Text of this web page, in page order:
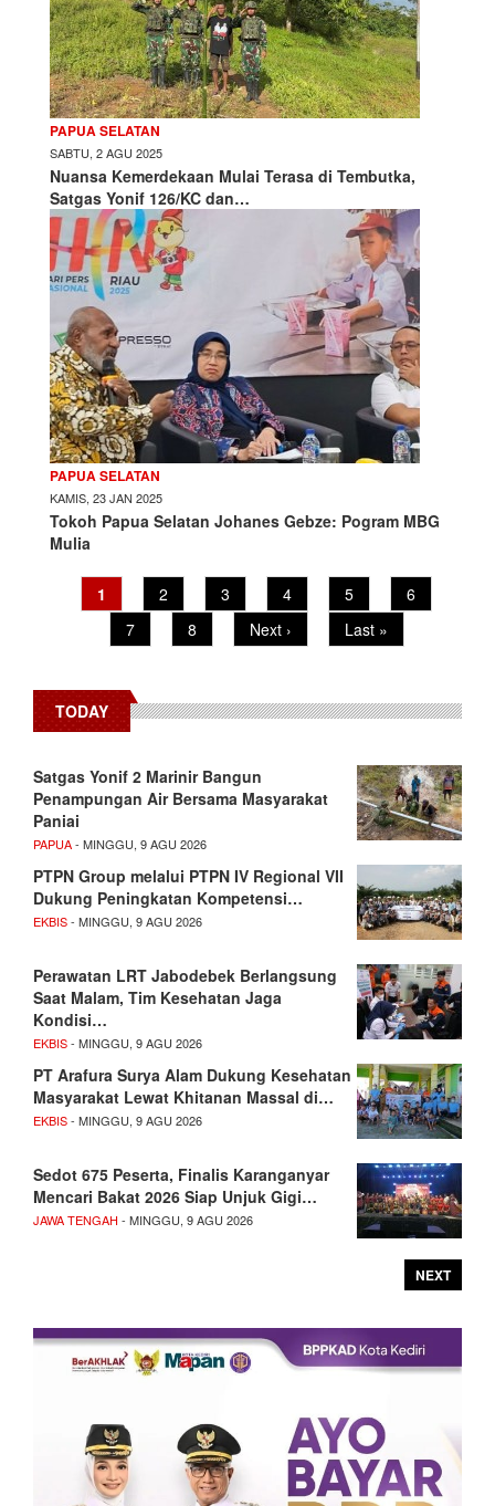
PAPUA SELATAN
SABTU, 2 AGU 2025
Nuansa Kemerdekaan Mulai Terasa di Tembutka,
Satgas Yonif 126/KC dan…
PAPUA SELATAN
KAMIS, 23 JAN 2025
Tokoh Papua Selatan Johanes Gebze: Pogram MBG
Mulia
PaginationCurrent
page
1 Page
2 Page
3 Page
4 Page
5 Page
6
Page
7 Page
8
Next
page
Next ›
Last
page
Last »
TODAY
Satgas Yonif 2 Marinir Bangun
Penampungan Air Bersama Masyarakat
Paniai
PAPUA- MINGGU, 9 AGU 2026
PTPN Group melalui PTPN IV Regional VII
Dukung Peningkatan Kompetensi…
EKBIS- MINGGU, 9 AGU 2026
Perawatan LRT Jabodebek Berlangsung
Saat Malam, Tim Kesehatan Jaga
Kondisi…
EKBIS- MINGGU, 9 AGU 2026
PT Arafura Surya Alam Dukung Kesehatan
Masyarakat Lewat Khitanan Massal di…
EKBIS- MINGGU, 9 AGU 2026
Sedot 675 Peserta, Finalis Karanganyar
Mencari Bakat 2026 Siap Unjuk Gigi…
JAWA TENGAH - MINGGU, 9 AGU 2026
NEXT